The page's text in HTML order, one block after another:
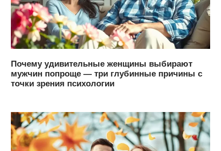
Почему удивительные женщины выбирают
мужчин попроще — три глубинные причины с
точки зрения психологии